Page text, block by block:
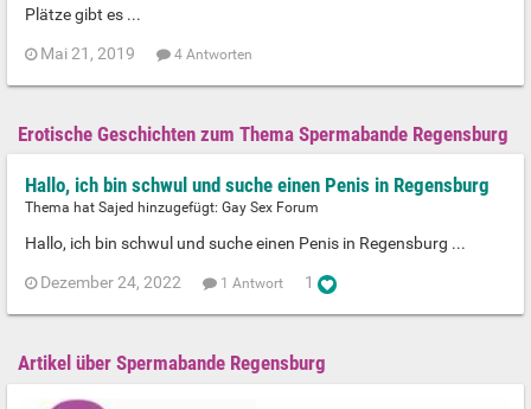
Plätze gibt es ...
Mai 21, 2019 4 Antworten
Erotische Geschichten zum Thema Spermabande Regensburg
Hallo, ich bin schwul und suche einen Penis in Regensburg
Thema hat Sajed hinzugefügt: Gay Sex Forum
Hallo, ich bin schwul und suche einen Penis in Regensburg ...
Dezember 24, 2022 1 Antwort 1
Artikel über Spermabande Regensburg